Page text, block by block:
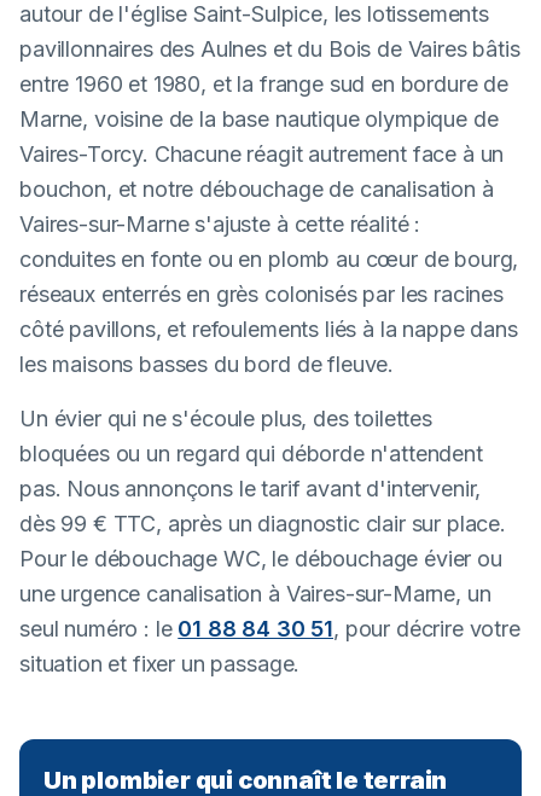
autour de l'église Saint-Sulpice, les lotissements
pavillonnaires des Aulnes et du Bois de Vaires bâtis
entre 1960 et 1980, et la frange sud en bordure de
Marne, voisine de la base nautique olympique de
Vaires-Torcy. Chacune réagit autrement face à un
bouchon, et notre débouchage de canalisation à
Vaires-sur-Marne s'ajuste à cette réalité :
conduites en fonte ou en plomb au cœur de bourg,
réseaux enterrés en grès colonisés par les racines
côté pavillons, et refoulements liés à la nappe dans
les maisons basses du bord de fleuve.
Un évier qui ne s'écoule plus, des toilettes
bloquées ou un regard qui déborde n'attendent
pas. Nous annonçons le tarif avant d'intervenir,
dès 99 € TTC, après un diagnostic clair sur place.
Pour le débouchage WC, le débouchage évier ou
une urgence canalisation à Vaires-sur-Marne, un
seul numéro : le 01 88 84 30 51, pour décrire votre
situation et fixer un passage.
Un plombier qui connaît le terrain